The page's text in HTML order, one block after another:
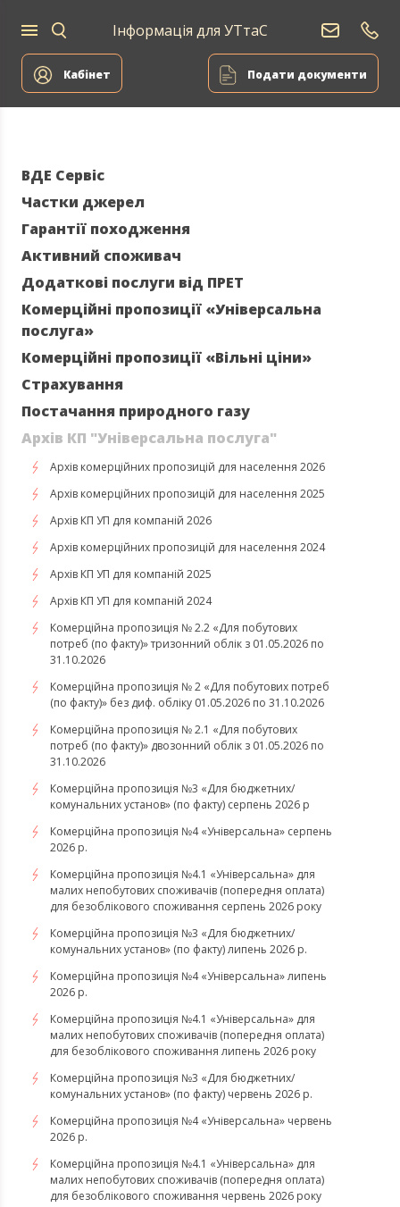
Кабінет Подати документи
Інформація для УТтаС
дому
компаній
Постачання
природного
газу
ВДЕ Сервіс
Частки джерел
Гарантії походження
Активний споживач
Додаткові послуги від ПРЕТ
Комерційні пропозиції «Універсальна
послуга»
Комерційні пропозиції «Вільні ціни»
Страхування
Постачання природного газу
Архів КП "Універсальна послуга"
Архів комерційних пропозицій для населення 2026
Архів комерційних пропозицій для населення 2025
Архів КП УП для компаній 2026
Архів комерційних пропозицій для населення 2024
Архів КП УП для компаній 2025
Архів КП УП для компаній 2024
Комерційна пропозиція № 2.2 «Для побутових
потреб (по факту)» тризонний облік з 01.05.2026 по
31.10.2026
Комерційна пропозиція № 2 «Для побутових потреб
(по факту)» без диф. обліку 01.05.2026 по 31.10.2026
Комерційна пропозиція № 2.1 «Для побутових
потреб (по факту)» двозонний облік з 01.05.2026 по
31.10.2026
Комерційна пропозиція №3 «Для бюджетних/
комунальних установ» (по факту) серпень 2026 р
Комерційна пропозиція №4 «Універсальна» серпень
2026 р.
Комерційна пропозиція №4.1 «Універсальна» для
малих непобутових споживачів (попередня оплата)
для безоблікового споживання серпень 2026 року
Комерційна пропозиція №3 «Для бюджетних/
комунальних установ» (по факту) липень 2026 р.
Комерційна пропозиція №4 «Універсальна» липень
2026 р.
Комерційна пропозиція №4.1 «Універсальна» для
малих непобутових споживачів (попередня оплата)
для безоблікового споживання липень 2026 року
Комерційна пропозиція №3 «Для бюджетних/
комунальних установ» (по факту) червень 2026 р.
Комерційна пропозиція №4 «Універсальна» червень
2026 р.
Комерційна пропозиція №4.1 «Універсальна» для
малих непобутових споживачів (попередня оплата)
для безоблікового споживання червень 2026 року